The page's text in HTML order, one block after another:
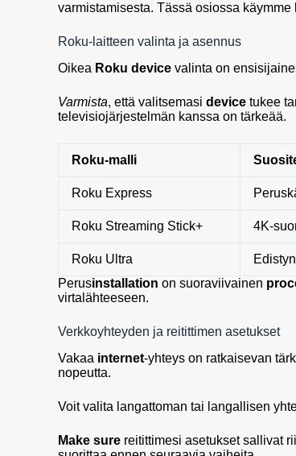
varmistamisesta. Tässä osiossa
Roku-laitteen valinta ja asennus
Oikea Roku device valinta on
Varmista, että valitsemasi device tukee
televisiojärjestelmän kanssa on tärkeää.
Roku-malli
Roku Express
Roku Streaming Stick+ 4K-
Roku Ultra
Perusinstallation on suoraviivainen
virtalähteeseen.
Verkkoyhteyden ja reitittimen asetukset
Vakaa internet-yhteys on ratkaisevan
nopeutta.
Voit valita langattoman tai langallisen
Make sure reitittimesi asetukset sallivat